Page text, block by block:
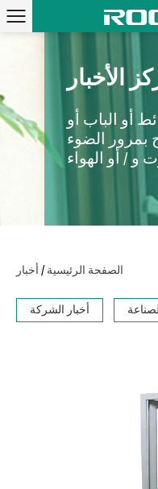
الأخبار
أو الباب أو
بمرور الضوء
الصفحة الرئيسية/ أخبار
أخبار الشركة